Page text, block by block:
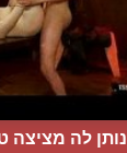
נותן לה מציצה